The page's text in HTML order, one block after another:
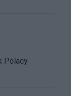
Polacy